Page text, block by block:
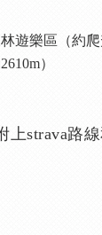
樂區（約爬
）
strava路線